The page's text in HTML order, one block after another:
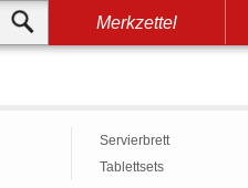
Merkzettel
Servierbrett
Tablettsets